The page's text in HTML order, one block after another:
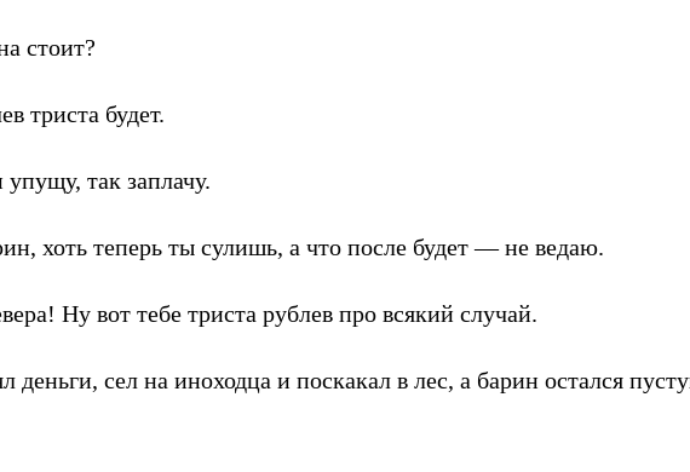
стоит?
триста будет.
так заплачу.
хоть теперь ты сулишь, а что после будет — не ведаю.
Ну вот тебе триста рублев про всякий случай.
деньги, сел на иноходца и поскакал в лес, а барин остался